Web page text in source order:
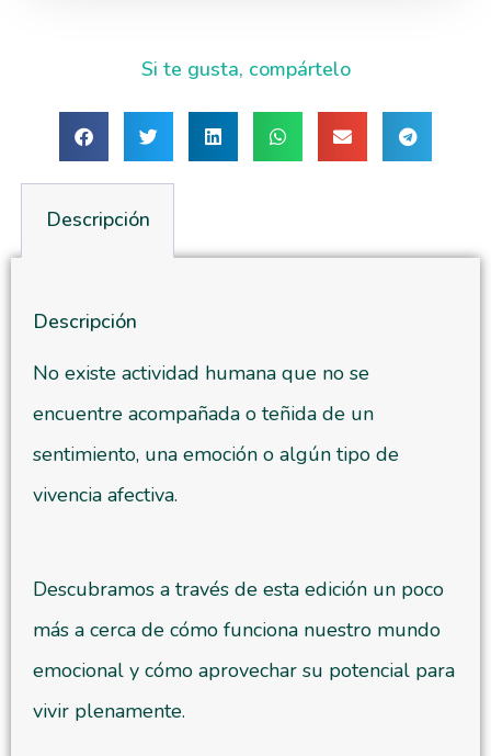
Si te gusta, compártelo
Descripción
Descripción
No existe actividad humana que no se
encuentre acompañada o teñida de un
sentimiento, una emoción o algún tipo de
vivencia afectiva.
Descubramos a través de esta edición un poco
más a cerca de cómo funciona nuestro mundo
emocional y cómo aprovechar su potencial para
vivir plenamente.